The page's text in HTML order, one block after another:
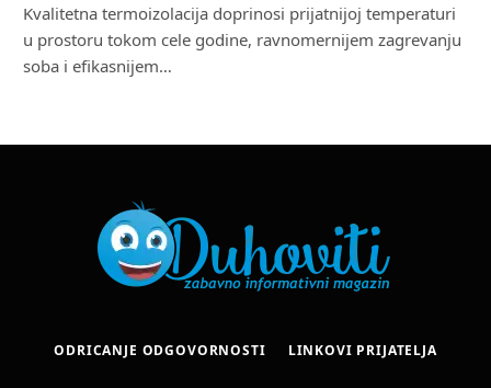
Kvalitetna termoizolacija doprinosi prijatnijoj temperaturi
u prostoru tokom cele godine, ravnomernijem zagrevanju
soba i efikasnijem…
ODRICANJE ODGOVORNOSTI LINKOVI PRIJATELJA